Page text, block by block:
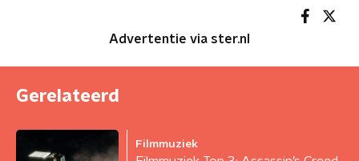
Advertentie via ster.nl
Gerelateerd
Filmmuziek